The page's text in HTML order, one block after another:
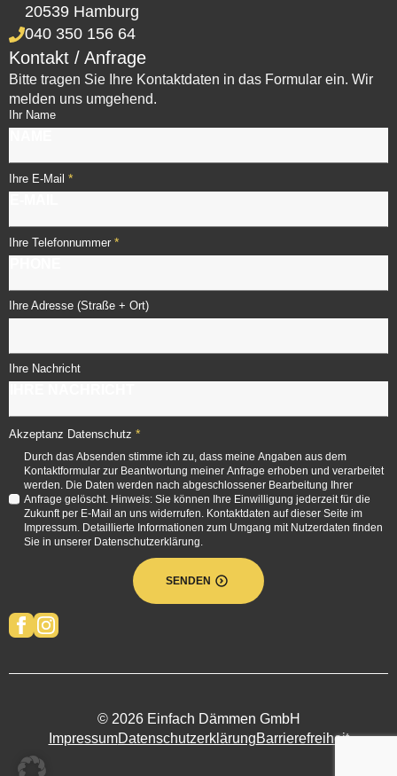
20539 Hamburg
040 350 156 64
Kontakt / Anfrage
Bitte tragen Sie Ihre Kontaktdaten in das Formular ein. Wir
melden uns umgehend.
Ihr Name
Ihre E-Mail *
Ihre Telefonnummer *
Ihre Adresse (Straße + Ort)
Ihre Nachricht
Akzeptanz Datenschutz *
Durch das Absenden stimme ich zu, dass meine Angaben aus dem
Kontaktformular zur Beantwortung meiner Anfrage erhoben und verarbeitet
werden. Die Daten werden nach abgeschlossener Bearbeitung Ihrer
Anfrage gelöscht. Hinweis: Sie können Ihre Einwilligung jederzeit für die
Zukunft per E-Mail an uns widerrufen. Kontaktdaten auf dieser Seite im
Impressum. Detaillierte Informationen zum Umgang mit Nutzerdaten finden
Sie in unserer Datenschutzerklärung.
SENDEN
© 2026 Einfach Dämmen GmbH
ImpressumDatenschutzerklärungBarrierefreiheit